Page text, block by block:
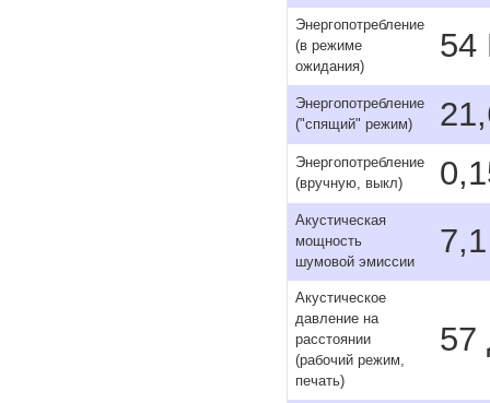
Энергопотребление
(в режиме
ожидания)
54
Энергопотребление
("спящий" режим)
Энергопотребление
(вручную, выкл)
Акустическая
мощность
шумовой эмиссии
Акустическое
давление на
расстоянии
(рабочий режим,
печать)
57